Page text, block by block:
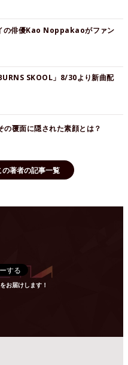
の俳優Kao Noppakaoがファン
SKOOL」8/30より新曲配
の覆面に隠された素顔とは？
の著者の記事一覧
お届けします！